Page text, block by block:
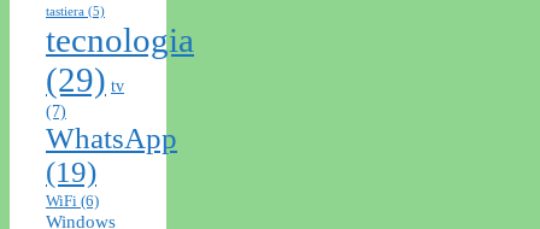
tastiera (5)
tecnologia
(29) tv
(7)
WhatsApp
(19)
WiFi (6)
Windows